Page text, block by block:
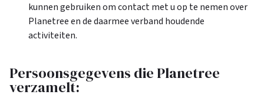
kunnen gebruiken om contact met u op te nemen over
Planetree en de daarmee verband houdende
activiteiten.
Persoonsgegevens die Planetree
verzamelt: